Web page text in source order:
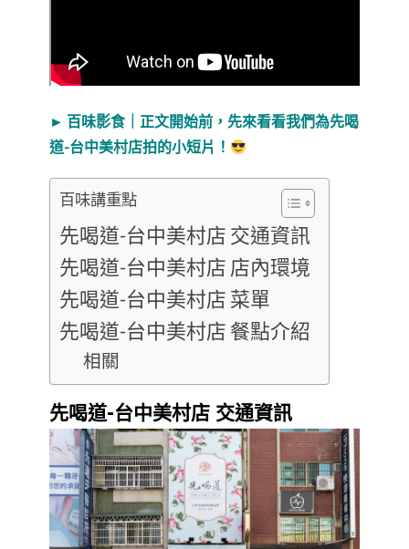
► 百味影食｜正文開始前，先來看看我們為先喝
道-台中美村店拍的小短片！
百味講重點
先喝道-台中美村店 交通資訊
先喝道-台中美村店 店內環境
先喝道-台中美村店 菜單
先喝道-台中美村店 餐點介紹
相關
先喝道-台中美村店 交通資訊